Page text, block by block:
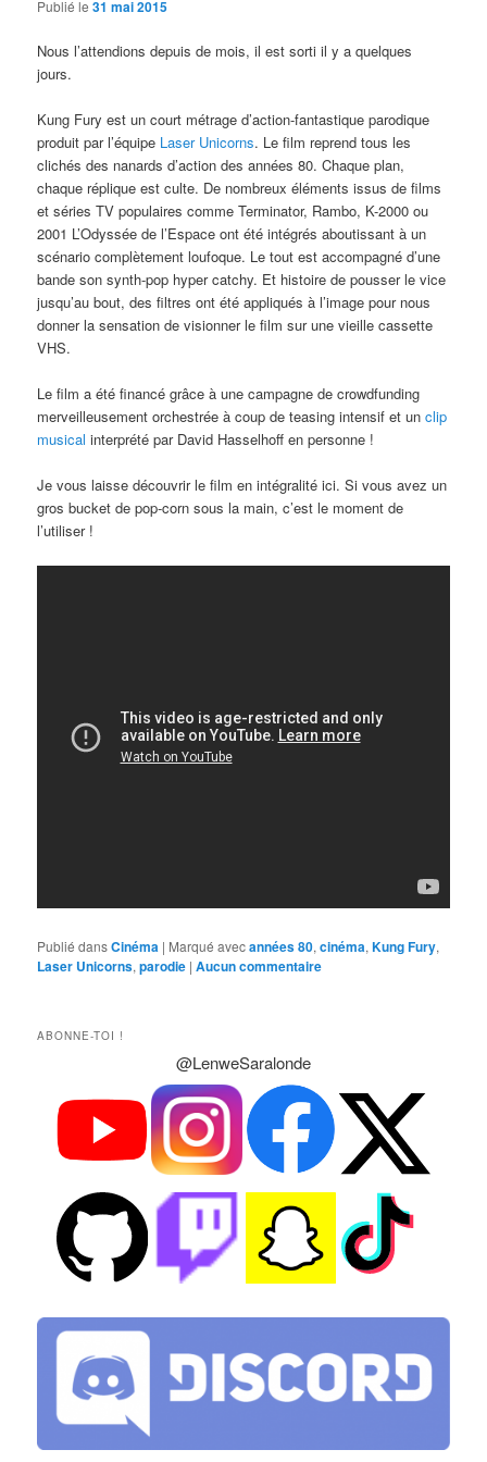
Publié le31 mai 2015
Nous l’attendions depuis de mois, il est sorti il y a quelques
jours.
Kung Fury est un court métrage d’action-fantastique parodique
produit par l’équipe Laser Unicorns. Le film reprend tous les
clichés des nanards d’action des années 80. Chaque plan,
chaque réplique est culte. De nombreux éléments issus de films
et séries TV populaires comme Terminator, Rambo, K-2000 ou
2001 L’Odyssée de l’Espace ont été intégrés aboutissant à un
scénario complètement loufoque. Le tout est accompagné d’une
bande son synth-pop hyper catchy. Et histoire de pousser le vice
jusqu’au bout, des filtres ont été appliqués à l’image pour nous
donner la sensation de visionner le film sur une vieille cassette
VHS.
Le film a été financé grâce à une campagne de crowdfunding
merveilleusement orchestrée à coup de teasing intensif et unclip
musical interprété par David Hasselhoff en personne !
Je vous laisse découvrir le film en intégralité ici. Si vous avez un
gros bucket de pop-corn sous la main, c’est le moment de
l’utiliser !
Publié dansCinéma | Marqué avecannées 80,cinéma,Kung Fury,
Laser Unicorns,parodie |Aucun commentaire
ABONNE-TOI !
@LenweSaralonde